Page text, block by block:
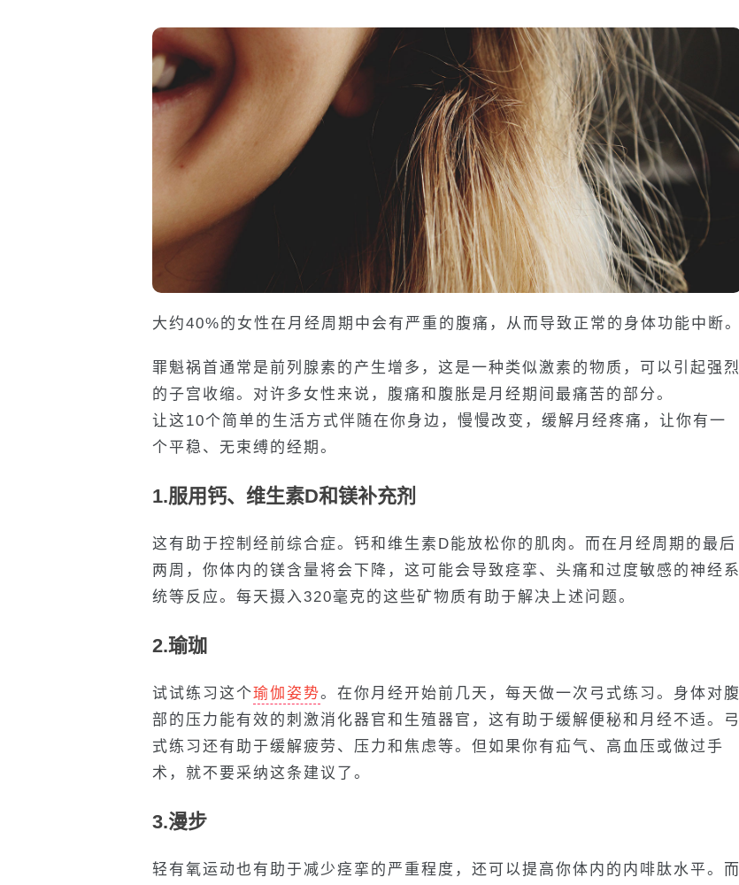
大约40%的女性在月经周期中会有严重的腹痛，从而导致正常的身体功能中断。
罪魁祸首通常是前列腺素的产生增多，这是一种类似激素的物质，可以引起强烈
的子宫收缩。对许多女性来说，腹痛和腹胀是月经期间最痛苦的部分。
让这10个简单的生活方式伴随在你身边，慢慢改变，缓解月经疼痛，让你有一
个平稳、无束缚的经期。
1.服用钙、维生素D和镁补充剂
这有助于控制经前综合症。钙和维生素D能放松你的肌肉。而在月经周期的最后
两周，你体内的镁含量将会下降，这可能会导致痉挛、头痛和过度敏感的神经系
统等反应。每天摄入320毫克的这些矿物质有助于解决上述问题。
2.瑜珈
试试练习这个瑜伽姿势。在你月经开始前几天，每天做一次弓式练习。身体对腹
部的压力能有效的刺激消化器官和生殖器官，这有助于缓解便秘和月经不适。弓
式练习还有助于缓解疲劳、压力和焦虑等。但如果你有疝气、高血压或做过手
术，就不要采纳这条建议了。
3.漫步
轻有氧运动也有助于减少痉挛的严重程度，还可以提高你体内的内啡肽水平。而